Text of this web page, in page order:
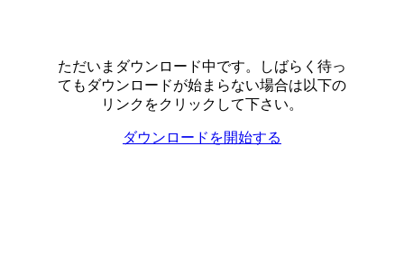
ただいまダウンロード中です。しばらく待っ
てもダウンロードが始まらない場合は以下の
リンクをクリックして下さい。
ダウンロードを開始する